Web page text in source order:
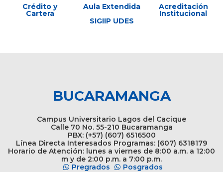
Crédito y
Cartera
Aula Extendida
SIGIIP UDES
Acreditación
Institucional
BUCARAMANGA
Campus Universitario Lagos del Cacique
Calle 70 No. 55-210 Bucaramanga
PBX: (+57) (607) 6516500
Línea Directa Interesados Programas: (607) 6318179
Horario de Atención: lunes a viernes de 8:00 a.m. a 12:00
m y de 2:00 p.m. a 7:00 p.m.
Pregrados
Posgrados